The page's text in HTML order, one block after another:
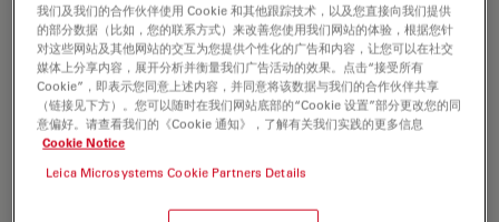
我们及我们的合作伙伴使用 Cookie 和其他跟踪技术，以及您直接向我们提供
的部分数据（比如，您的联系方式）来改善您使用我们网站的体验，根据您针
对这些网站及其他网站的交互为您提供个性化的广告和内容，让您可以在社交
媒体上分享内容，展开分析并衡量我们广告活动的效果。点击“接受所有
Cookie”，即表示您同意上述内容，并同意将该数据与我们的合作伙伴共享
（链接见下方）。您可以随时在我们网站底部的“Cookie 设置”部分更改您的同
意偏好。请查看我们的《Cookie 通知》，了解有关我们实践的更多信息
Cookie Notice
Leica Microsystems Cookie Partners Details